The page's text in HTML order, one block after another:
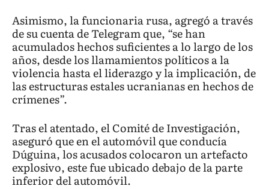
Asimismo, la funcionaria rusa, agregó a través
de su cuenta de Telegram que, “se han
acumulados hechos suficientes a lo largo de los
años, desde los llamamientos políticos a la
violencia hasta el liderazgo y la implicación, de
las estructuras estales ucranianas en hechos de
crímenes”.
Tras el atentado, el Comité de Investigación,
aseguró que en el automóvil que conducía
Dúguina, los acusados colocaron un artefacto
explosivo, este fue ubicado debajo de la parte
inferior del automóvil.